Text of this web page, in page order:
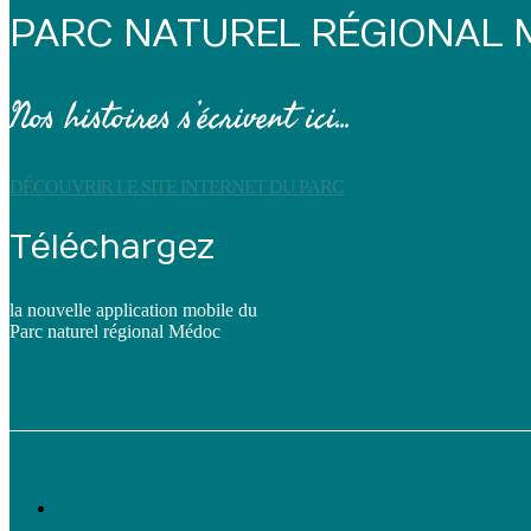
PARC NATUREL RÉGIONAL
Nos histoires s’écrivent ici...
DÉCOUVRIR LE SITE INTERNET DU PARC
Téléchargez
la nouvelle application mobile du
Parc naturel régional Médoc